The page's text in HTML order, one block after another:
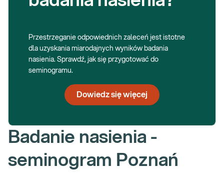
Przestrzeganie odpowiednich zaleceń jest istotne
dla uzyskania miarodajnych wyników badania
nasienia. Sprawdź, jak się przygotować do
seminogramu.
Dowiedz się więcej
Badanie nasienia -
seminogram Poznań